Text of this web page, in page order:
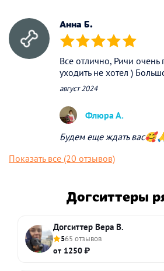
Анна Б.
(*) (*) (*) (*) (*)
Все отлично, Ричи очень
уходить не хотел )
август 2024
Флюра А.
Будем еще ждать
Показать все (20 отзывов)
Догситтеры
Догситтер Вера В.
565 отзывов
от 1250 ₽